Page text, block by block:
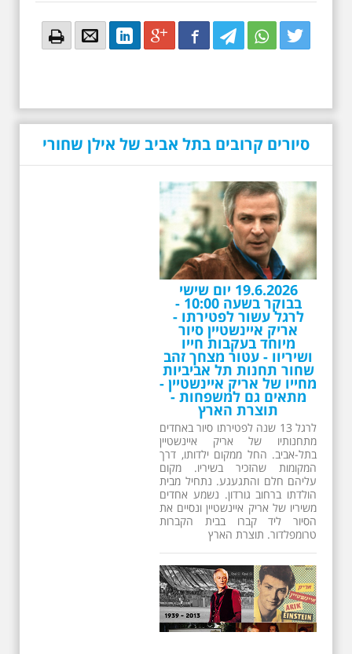
Twitter
Twitter
Twitter
Facebook
Google+
LinkedIn
Email
Email
סיורים קרובים בתל אביב של אילן שחורי
19.6.2026 יום שישי
בבוקר בשעה 10:00 -
לרגל עשור לפטירתו -
אריק איינשטיין סיור
מיוחד בעקבות חייו
ושיריוו - עטור מצחך זהב
שחור תחנות תל אביביות
מחייו של אריק איינשטיין -
מתאים גם למשפחות -
תוצרת הארץ
לרגל 13 שנה לפטירתו סיור באחדים
מתחנותיו של אריק איינשטיין
בתל-אביב. החל ממקום ילדותו, דרך
המקומות שהזכיר בשיריו. מקום
עליהם חלם והתגעגע. נתחיל מבית
הולדתו ברחוב גורדון. נשמע אחדים
משיריו של אריק איינשטיין ונסיים את
הסיור ליד קברו בבית הקברות
טרומפלדור. תוצרת הארץ